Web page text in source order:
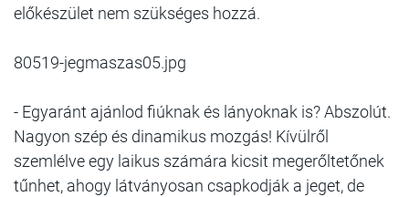
előkészület nem szükséges hozzá.
80519-jegmaszas05.jpg
- Egyaránt ajánlod fiúknak és lányoknak is? Abszolút.
Nagyon szép és dinamikus mozgás! Kívülről
szemlélve egy laikus számára kicsit megerőltetőnek
tűnhet, ahogy látványosan csapkodják a jeget, de